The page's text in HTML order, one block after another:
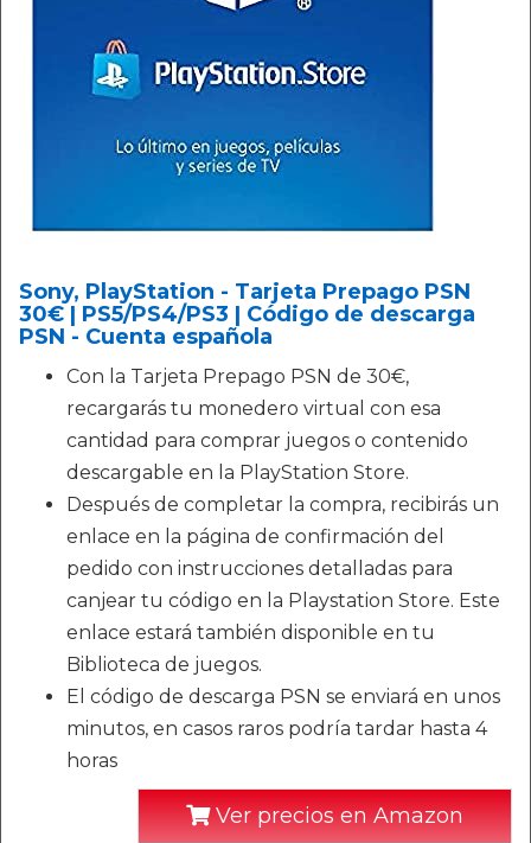
Sony, PlayStation - Tarjeta Prepago PSN
30€ | PS5/PS4/PS3 | Código de descarga
PSN - Cuenta española
Con la Tarjeta Prepago PSN de 30€,
recargarás tu monedero virtual con esa
cantidad para comprar juegos o contenido
descargable en la PlayStation Store.
Después de completar la compra, recibirás un
enlace en la página de confirmación del
pedido con instrucciones detalladas para
canjear tu código en la Playstation Store. Este
enlace estará también disponible en tu
Biblioteca de juegos.
El código de descarga PSN se enviará en unos
minutos, en casos raros podría tardar hasta 4
horas
Ver precios en Amazon